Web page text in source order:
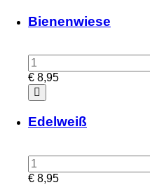
Bienenwiese
€ 8,95
Edelweiß
€ 8,95